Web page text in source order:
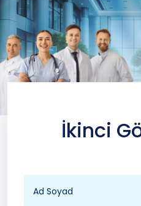
İkinci